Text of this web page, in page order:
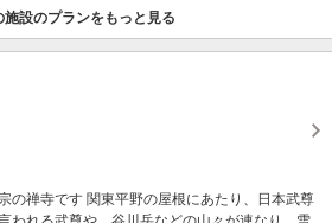
施設のプランをもっと見る
の禅寺です 関東平野の屋根にあたり、日本武尊